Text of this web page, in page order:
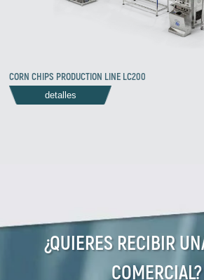
CORN CHIPS PRODUCTION LINE LC200
detalles
¿QUIERES RECIBIR
COMERCIAL?